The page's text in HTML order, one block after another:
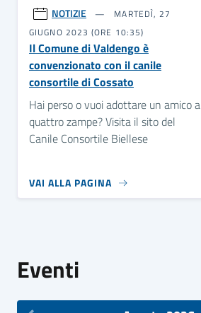
NOTIZIE
MARTEDÌ, 27
GIUGNO 2023 (ORE 10:35)
Il Comune di Valdengo è
convenzionato con il canile
consortile di Cossato
Hai perso o vuoi adottare un amico a
quattro zampe? Visita il sito del
Canile Consortile Biellese
VAI ALLA PAGINA
Eventi